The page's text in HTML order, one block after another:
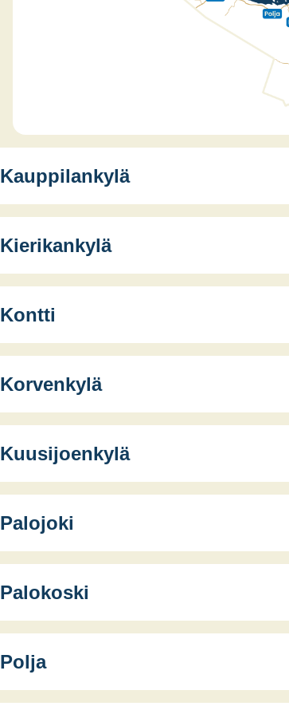
Kauppilankylä
Kierikankylä
Kontti
Korvenkylä
Kuusijoenkylä
Palojoki
Palokoski
Polja